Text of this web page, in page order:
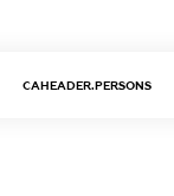
CAHEADER.PERSONS